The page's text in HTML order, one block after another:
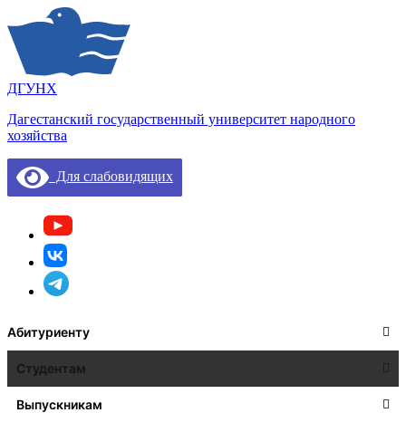
ДГУНХ
Дагестанский государственный университет народного
хозяйства
Для слабовидящих
Абитуриенту
Студентам
Выпускникам